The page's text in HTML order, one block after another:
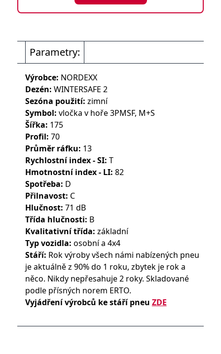
Parametry:
Výrobce: NORDEXX
Dezén: WINTERSAFE 2
Sezóna použití: zimní
Symbol: vločka v hoře 3PMSF, M+S
Šířka: 175
Profil: 70
Průměr ráfku: 13
Rychlostní index - SI: T
Hmotnostní index - LI: 82
Spotřeba: D
Přilnavost: C
Hlučnost: 71 dB
Třída hlučnosti: B
Kvalitativní třída: základní
Typ vozidla: osobní a 4x4
Stáří: Rok výroby všech námi nabízených pneu
je aktuálně z 90% do 1 roku, zbytek je rok a
něco. Nikdy nepřesahuje 2 roky. Skladované
podle přísných norem ERTO.
Vyjádření výrobců ke stáří pneu ZDE